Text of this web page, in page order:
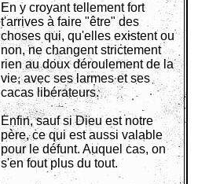
En y croyant tellement fort
t'arrives à faire "être" des
choses qui, qu'elles existent ou
non, ne changent strictement
rien au doux déroulement de la
vie, avec ses larmes et ses
cacas libérateurs.
Enfin, sauf si Dieu est notre
père, ce qui est aussi valable
pour le défunt. Auquel cas, on
s'en fout plus du tout.